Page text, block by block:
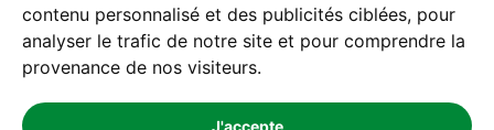
contenu personnalisé et des publicités ciblées, pour
analyser le trafic de notre site et pour comprendre la
provenance de nos visiteurs.
J'accepte
Nos structures
Nous contacter